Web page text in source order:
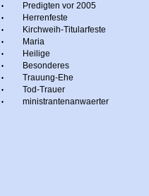
Predigten vor 2005
Herrenfeste
Kirchweih-Titularfeste
Maria
Heilige
Besonderes
Trauung-Ehe
Tod-Trauer
ministrantenanwaerter